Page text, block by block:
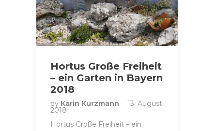
Hortus Große Freiheit
– ein Garten in Bayern
2018
by Karin Kurzmann 13. August
2018
Hortus Große Freiheit – ein